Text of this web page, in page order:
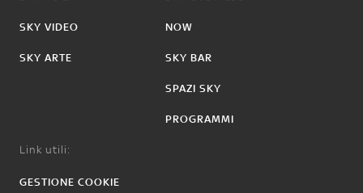
SKY VIDEO
SKY ARTE
NOW
SKY BAR
SPAZI SKY
PROGRAMMI
Link utili:
GESTIONE COOKIE